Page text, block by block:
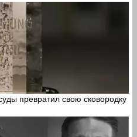
превратил свою сковородку